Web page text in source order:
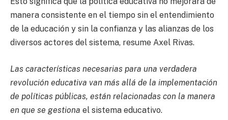
manera consistente en el tiempo sin el entendimiento
de la educación y sin la confianza y las alianzas de los
diversos actores del sistema, resume Axel Rivas.
Las características necesarias para una verdadera
revolución educativa van más allá de la implementación
de políticas públicas, están relacionadas con la manera
en que se gestiona el sistema educativo.